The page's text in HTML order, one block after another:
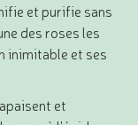
et purifie sans
des roses les
inimitable et ses
apaisent et